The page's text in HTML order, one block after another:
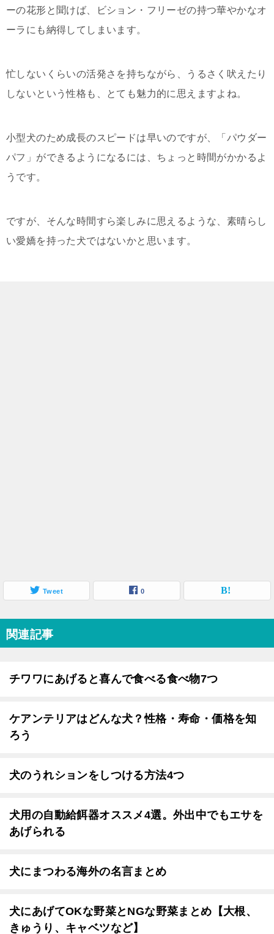
ーの花形と聞けば、ビション・フリーゼの持つ華やかなオ
ーラにも納得してしまいます。
忙しないくらいの活発さを持ちながら、うるさく吠えたり
しないという性格も、とても魅力的に思えますよね。
小型犬のため成長のスピードは早いのですが、「パウダー
パフ」ができるようになるには、ちょっと時間がかかるよ
うです。
ですが、そんな時間すら楽しみに思えるような、素晴らし
い愛嬌を持った犬ではないかと思います。
Tweet 0
関連記事
チワワにあげると喜んで食べる食べ物7つ
ケアンテリアはどんな犬？性格・寿命・価格を知
ろう
犬のうれションをしつける方法4つ
犬用の自動給餌器オススメ4選。外出中でもエサを
あげられる
犬にまつわる海外の名言まとめ
犬にあげてOKな野菜とNGな野菜まとめ【大根、
きゅうり、キャベツなど】